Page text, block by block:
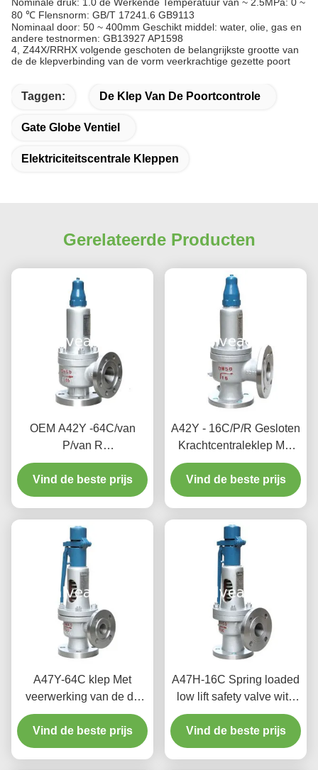
80 ℃ Flensnorm: GB/T 17241.6 GB9113
Nominaal door: 50 ~ 400mm Geschikt middel: water, olie, gas en
andere testnormen: GB13927 AP1598
4, Z44X/RRHX volgende geschoten de belangrijkste grootte van
de de klepverbinding van de vorm veerkrachtige gezette poort
Taggen: De Klep Van De Poortcontrole
Gate Globe Ventiel
Elektriciteitscentrale Kleppen
Gerelateerde Producten
OEM A42Y -64C/van
P/van R
Krachtcentraleklep het
Werk Temperatuur 300℃
Vind de beste prijs
A42Y - 16C/P/R Gesloten
Krachtcentraleklep Met
veerwerking/de Volledige
Klep van de
Lifttypebeveiliging
Vind de beste prijs
A47Y-64C klep Met
veerwerking van de de
liftveiligheid van de
Krachtcentraleklep de
lage met een hefboom
Vind de beste prijs
A47H-16C Spring loaded
low lift safety valve with
alever（A47H）suitable
for equipment and piping
for steam , air
Vind de beste prijs